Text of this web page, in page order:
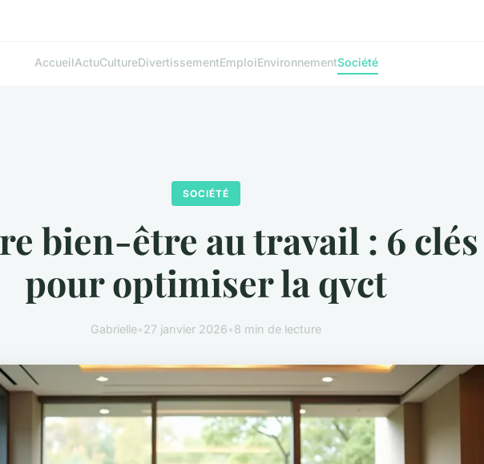
AccueilActuCultureDivertissementEmploiEnvironnementSociété
SOCIÉTÉ
bien-être au travail : 6 clés
pour optimiser la qvct
Gabrielle•27 janvier 2026•8 min de lecture